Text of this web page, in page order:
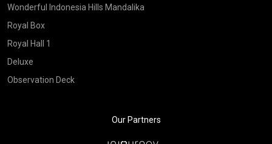
Wonderful Indonesia Hills Mandalika
Royal Box
Royal Hall 1
Deluxe
Observation Deck
Our Partners